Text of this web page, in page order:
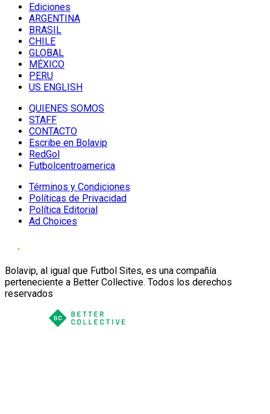
Ediciones
ARGENTINA
BRASIL
CHILE
GLOBAL
MÉXICO
PERU
US ENGLISH
QUIENES SOMOS
STAFF
CONTACTO
Escribe en Bolavip
RedGol
Futbolcentroamerica
Términos y Condiciones
Políticas de Privacidad
Política Editorial
Ad Choices
Bolavip, al igual que Futbol Sites, es una compañía
perteneciente a Better Collective. Todos los derechos
reservados